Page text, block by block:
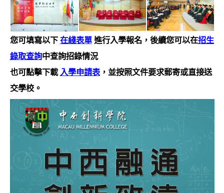
您可填寫以下在綫表單進行入學報名，後續您可以在招生
錄取查詢中查詢招錄情況
也可點擊下載入學申請表，並按照文件要求郵寄或直接送
交學校。